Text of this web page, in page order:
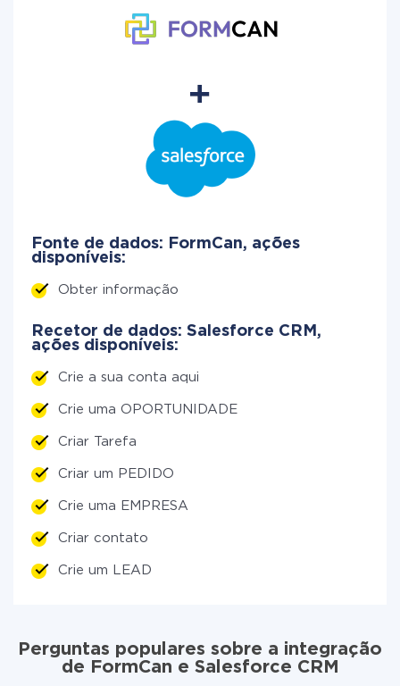
Fonte de dados: FormCan, ações
disponíveis:
Obter informação
Recetor de dados: Salesforce CRM,
ações disponíveis:
Crie a sua conta aqui
Crie uma OPORTUNIDADE
Criar Tarefa
Criar um PEDIDO
Crie uma EMPRESA
Criar contato
Crie um LEAD
Perguntas populares sobre a integração
de FormCan e Salesforce CRM